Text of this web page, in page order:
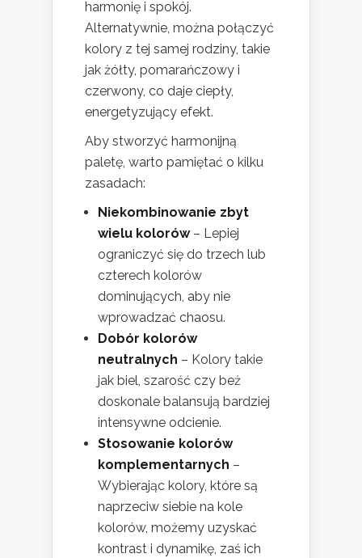
harmonię i spokój.
Alternatywnie, można połączyć
kolory z tej samej rodziny, takie
jak żółty, pomarańczowy i
czerwony, co daje ciepły,
energetyzujący efekt.
Aby stworzyć harmonijną
paletę, warto pamiętać o kilku
zasadach:
Niekombinowanie zbyt
wielu kolorów– Lepiej
ograniczyć się do trzech lub
czterech kolorów
dominujących, aby nie
wprowadzać chaosu.
Dobór kolorów
neutralnych – Kolory takie
jak biel, szarość czy beż
doskonale balansują bardziej
intensywne odcienie.
Stosowanie kolorów
komplementarnych –
Wybierając kolory, które są
naprzeciw siebie na kole
kolorów, możemy uzyskać
kontrast i dynamikę, zaś ich